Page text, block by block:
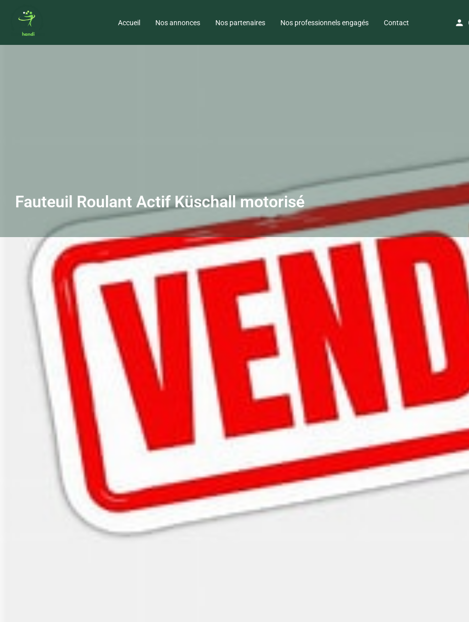
Accueil Nos annonces Nos partenaires Nos professionnels engagés Contact
Fauteuil Roulant Actif Küschall motorisé
Votre annonce
Envoyer un message
Gallerie
Pro/ Particulier
Particulier
Localisation
Description
Fauteuil Roulant
Benoît système
Largeur d'assise du
Pour plus de